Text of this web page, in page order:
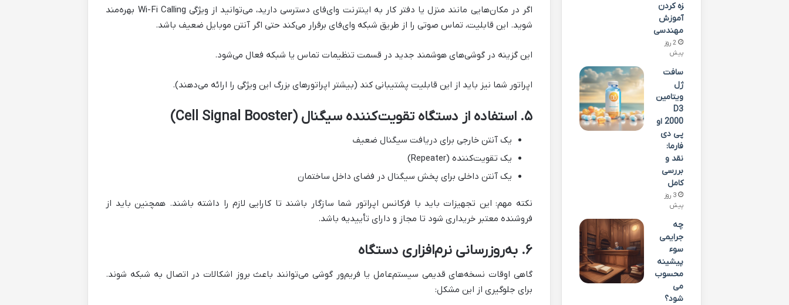
اگر در مکان‌هایی مانند منزل یا دفتر کار به اینترنت وای‌فای دسترسی دارید، می‌توانید از ویژگی Wi-Fi Calling بهره‌مند
شوید. این قابلیت، تماس صوتی را از طریق شبکه وای‌فای برقرار می‌کند حتی اگر آنتن موبایل ضعیف باشد.
این گزینه در گوشی‌های هوشمند جدید در قسمت تنظیمات تماس یا شبکه فعال می‌شود.
اپراتور شما نیز باید از این قابلیت پشتیبانی کند (بیشتر اپراتورهای بزرگ این ویژگی را ارائه می‌دهند).
۵. استفاده از دستگاه تقویت‌کننده سیگنال (Cell Signal Booster)
یک آنتن خارجی برای دریافت سیگنال ضعیف
یک تقویت‌کننده (Repeater)
یک آنتن داخلی برای پخش سیگنال در فضای داخل ساختمان
نکته مهم: این تجهیزات باید با فرکانس اپراتور شما سازگار باشند تا کارایی لازم را داشته باشند. همچنین باید از
فروشنده معتبر خریداری شود تا مجاز و دارای تأییدیه باشد.
۶. به‌روزرسانی نرم‌افزاری دستگاه
گاهی اوقات نسخه‌های قدیمی سیستم‌عامل یا فریم‌ور گوشی می‌توانند باعث بروز اشکالات در اتصال به شبکه شوند.
برای جلوگیری از این مشکل:
زه کردن
آموزش
مهندسی
2 روز
پیش
سافت
ژل
ویتامین
D3
2000 او
پی دی
فارما:
نقد و
بررسی
کامل
3 روز
پیش
چه
جرایمی
سوء
پیشینه
محسوب
می
شود؟